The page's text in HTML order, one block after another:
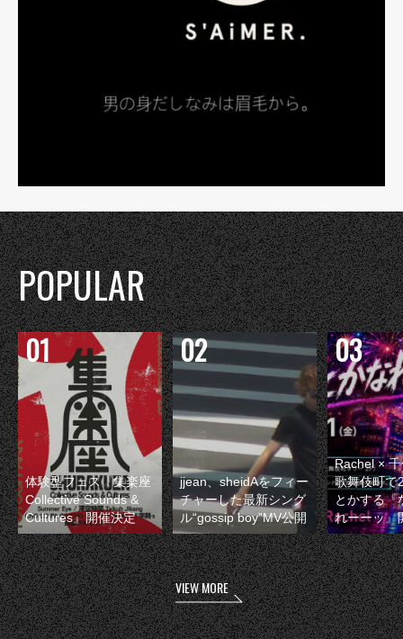
POPULAR
体験型フェス『集楽座
Collective Sounds &
Cultures』開催決定
jjean、sheidAをフィー
チャーした最新シング
ル“gossip boy”MV公開
Rachel ×
歌舞伎町で
とかする『
れーーッ』
VIEW MORE